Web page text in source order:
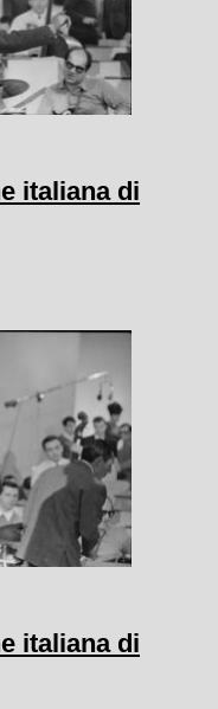
italiana di
italiana di